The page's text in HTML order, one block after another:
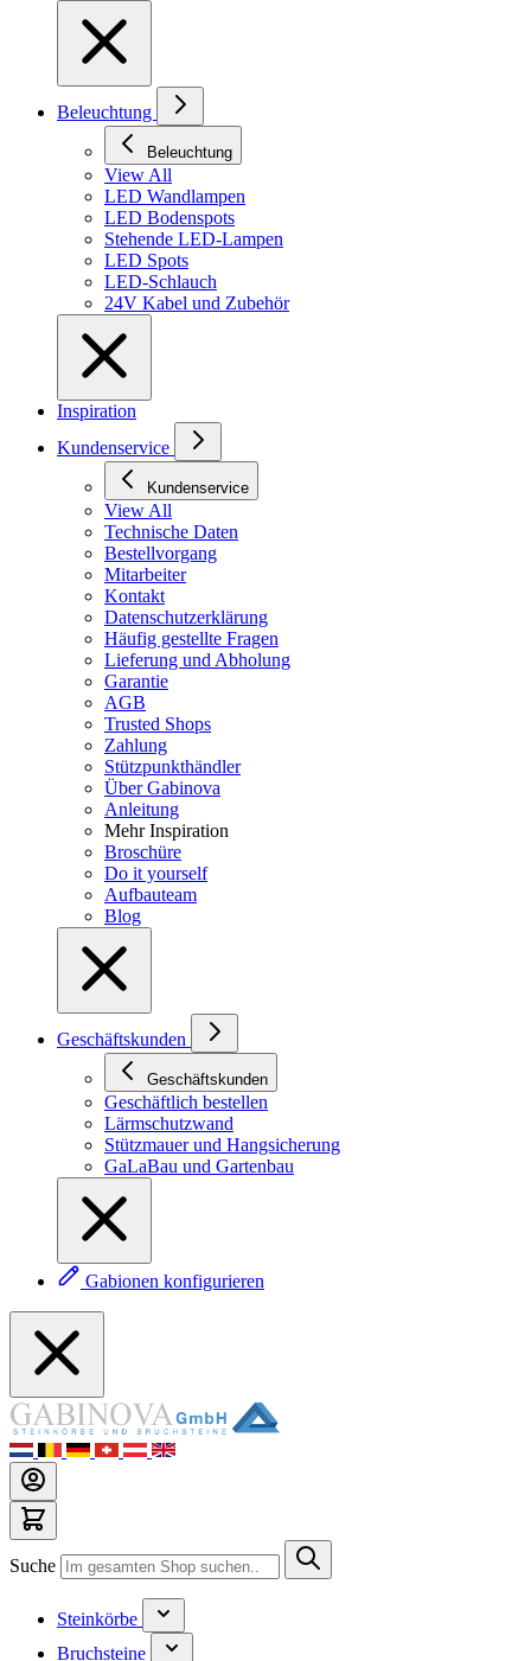
Beleuchtung
Beleuchtung
View All
LED Wandlampen
LED Bodenspots
Stehende LED-Lampen
LED Spots
LED-Schlauch
24V Kabel und Zubehör
Inspiration
Kundenservice
Kundenservice
View All
Technische Daten
Bestellvorgang
Mitarbeiter
Kontakt
Datenschutzerklärung
Häufig gestellte Fragen
Lieferung und Abholung
Garantie
AGB
Trusted Shops
Zahlung
Stützpunkthändler
Über Gabinova
Anleitung
Mehr Inspiration
Broschüre
Do it yourself
Aufbauteam
Blog
Geschäftskunden
Geschäftskunden
Geschäftlich bestellen
Lärmschutzwand
Stützmauer und Hangsicherung
GaLaBau und Gartenbau
Gabionen konfigurieren
Suche
Steinkörbe
Bruchsteine